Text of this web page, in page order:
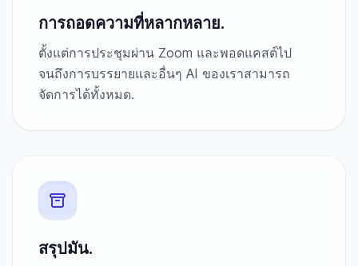
การถอดความที่หลากหลาย.
ตั้งแต่การประชุมผ่าน Zoom และพอดแคสต์ไป
จนถึงการบรรยายและอื่นๆ AI ของเราสามารถ
จัดการได้ทั้งหมด.
สรุปมัน.